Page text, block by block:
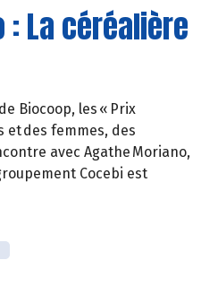
: La céréalière
Biocoop, les « Prix
et des femmes, des
avec Agathe Moriano,
Cocebi est